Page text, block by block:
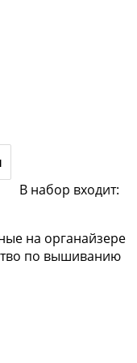
В набор входит:
на органайзере
по вышиванию